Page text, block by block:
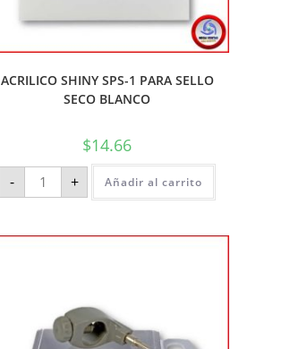
ACRILICO SHINY SPS-1 PARA SELLO
SECO BLANCO
$14.66
- + Añadir al carrito